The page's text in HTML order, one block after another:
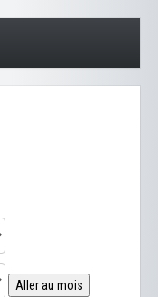
Aller au mois